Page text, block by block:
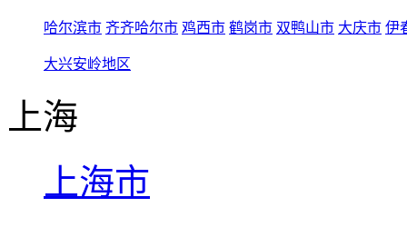
哈尔滨市 齐齐哈尔市 鸡西市 鹤岗市 双鸭山市 大庆市 伊
大兴安岭地区
上海
上海市